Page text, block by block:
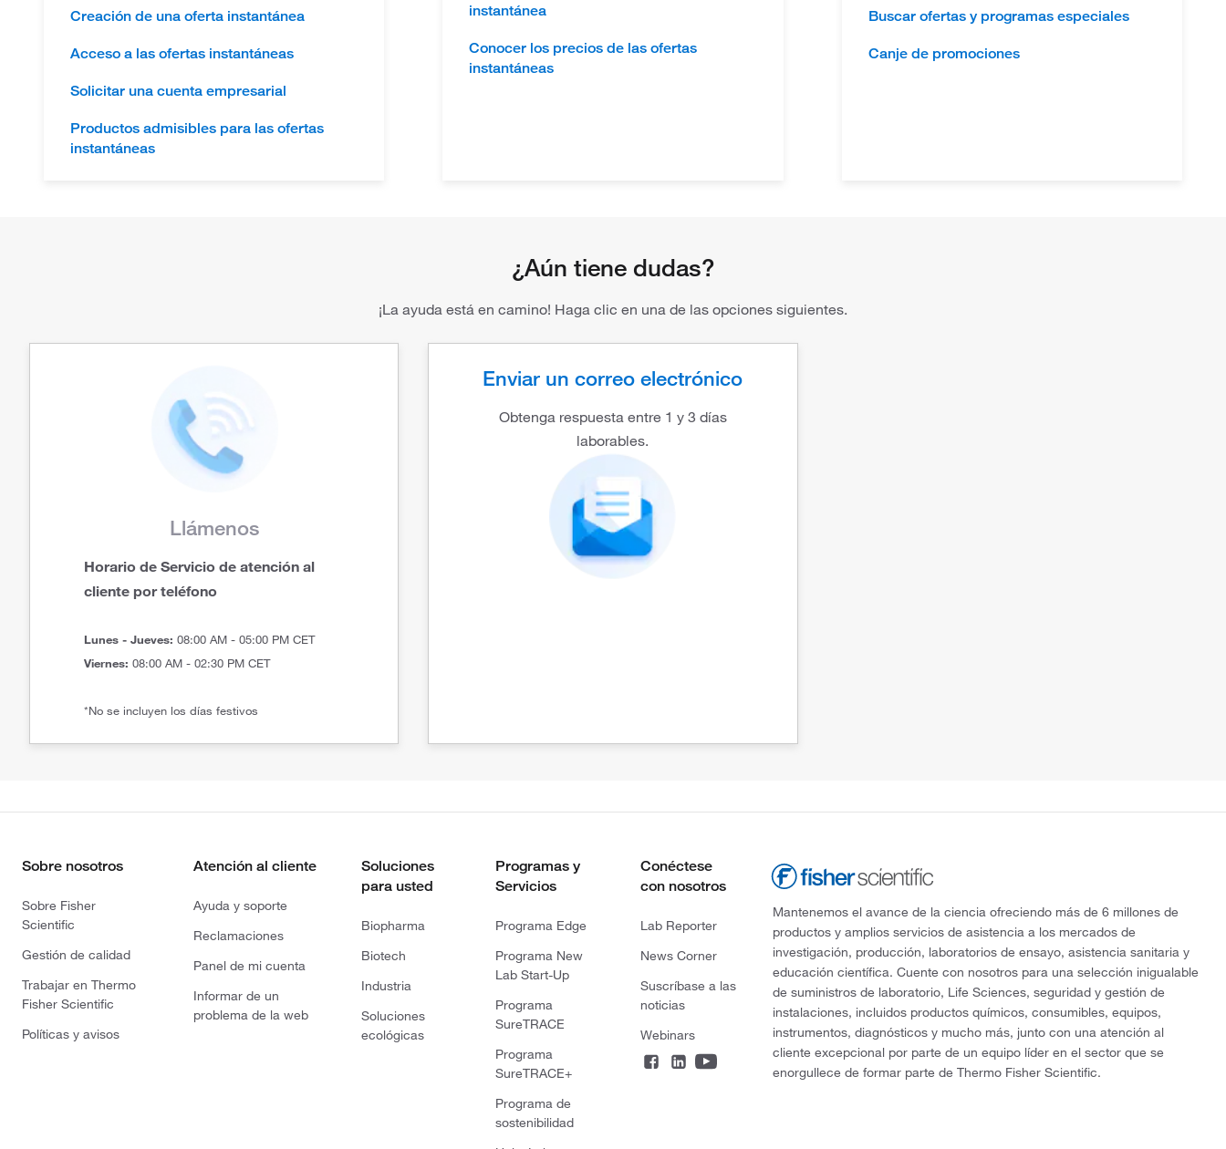
Creación de una oferta instantánea
Acceso a las ofertas instantáneas
Solicitar una cuenta empresarial
Productos admisibles para las ofertas
instantáneas
instantánea
Conocer los precios de las ofertas
instantáneas
Buscar ofertas y programas especiales
Canje de promociones
¿Aún tiene dudas?
¡La ayuda está en camino! Haga clic en una de las opciones siguientes.
Llámenos
Horario de Servicio de atención al
cliente por teléfono
Lunes - Jueves: 08:00 AM - 05:00 PM CET
Viernes: 08:00 AM - 02:30 PM CET
*No se incluyen los días festivos
Enviar un correo electrónico
Obtenga respuesta entre 1 y 3 días
laborables.
Sobre nosotros
Sobre Fisher
Scientific
Gestión de calidad
Trabajar en Thermo
Fisher Scientific
Políticas y avisos
Atención al cliente
Ayuda y soporte
Reclamaciones
Panel de mi cuenta
Informar de un
problema de la web
Soluciones
para usted
Biopharma
Biotech
Industria
Soluciones
ecológicas
Programas y
Servicios
Programa Edge
Programa New
Lab Start-Up
Programa
SureTRACE
Programa
SureTRACE+
Programa de
sostenibilidad
Conéctese
con nosotros
Lab Reporter
News Corner
Suscríbase a las
noticias
Webinars
Mantenemos el avance de la ciencia ofreciendo más de 6 millones de
productos y amplios servicios de asistencia a los mercados de
investigación, producción, laboratorios de ensayo, asistencia sanitaria y
educación científica. Cuente con nosotros para una selección inigualable
de suministros de laboratorio, Life Sciences, seguridad y gestión de
instalaciones, incluidos productos químicos, consumibles, equipos,
instrumentos, diagnósticos y mucho más, junto con una atención al
cliente excepcional por parte de un equipo líder en el sector que se
enorgullece de formar parte de Thermo Fisher Scientific.